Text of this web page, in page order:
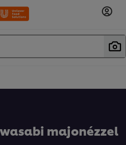
majonézzel